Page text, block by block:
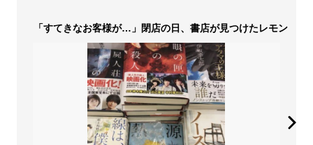
「すてきなお客様が…」閉店の日、書店が見つけたレモン